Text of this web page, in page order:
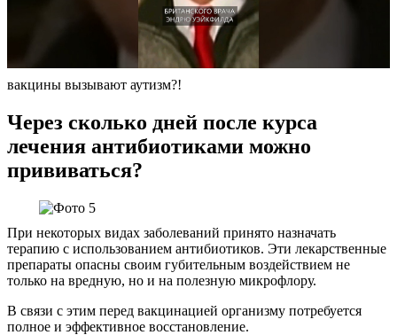
вакцины вызывают аутизм?!
Через сколько дней после курса
лечения антибиотиками можно
прививаться?
При некоторых видах заболеваний принято назначать
терапию с использованием антибиотиков. Эти лекарственные
препараты опасны своим губительным воздействием не
только на вредную, но и на полезную микрофлору.
В связи с этим перед вакцинацией организму потребуется
полное и эффективное восстановление.